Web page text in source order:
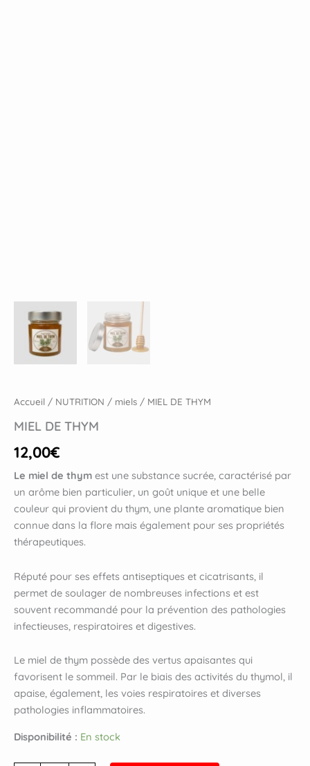
Accueil / NUTRITION / miels / MIEL DE THYM
MIEL DE THYM
12,00€
Le miel de thym est une substance sucrée, caractérisé par
un arôme bien particulier, un goût unique et une belle
couleur qui provient du thym, une plante aromatique bien
connue dans la flore mais également pour ses propriétés
thérapeutiques.
Réputé pour ses effets antiseptiques et cicatrisants, il
permet de soulager de nombreuses infections et est
souvent recommandé pour la prévention des pathologies
infectieuses, respiratoires et digestives.
Le miel de thym possède des vertus apaisantes qui
favorisent le sommeil. Par le biais des activités du thymol, il
apaise, également, les voies respiratoires et diverses
pathologies inflammatoires.
Disponibilité : En stock